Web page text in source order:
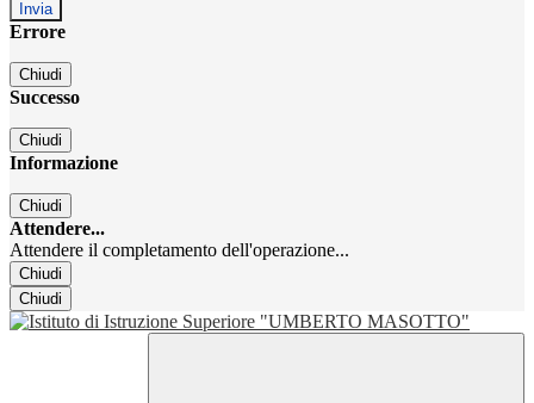
Errore
Chiudi
Successo
Chiudi
Informazione
Chiudi
Attendere...
Attendere il completamento dell'operazione...
Chiudi
Chiudi